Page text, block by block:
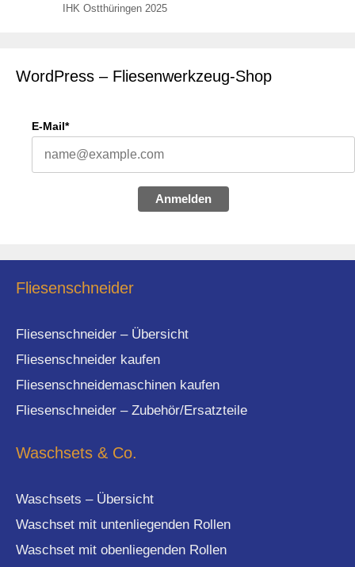
IHK Ostthüringen 2025
WordPress – Fliesenwerkzeug-Shop
E-Mail*
Anmelden
Fliesenschneider
Fliesenschneider – Übersicht
Fliesenschneider kaufen
Fliesenschneidemaschinen kaufen
Fliesenschneider – Zubehör/Ersatzteile
Waschsets & Co.
Waschsets – Übersicht
Waschset mit untenliegenden Rollen
Waschset mit obenliegenden Rollen